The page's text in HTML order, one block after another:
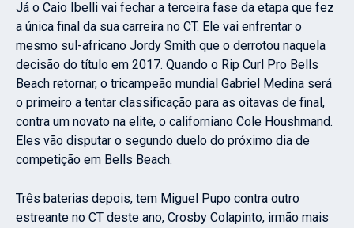
Já o Caio Ibelli vai fechar a terceira fase da etapa que fez
a única final da sua carreira no CT. Ele vai enfrentar o
mesmo sul-africano Jordy Smith que o derrotou naquela
decisão do título em 2017. Quando o Rip Curl Pro Bells
Beach retornar, o tricampeão mundial Gabriel Medina será
o primeiro a tentar classificação para as oitavas de final,
contra um novato na elite, o californiano Cole Houshmand.
Eles vão disputar o segundo duelo do próximo dia de
competição em Bells Beach.
Três baterias depois, tem Miguel Pupo contra outro
estreante no CT deste ano, Crosby Colapinto, irmão mais